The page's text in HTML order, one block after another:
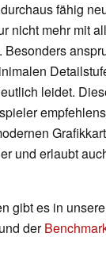
fähig
nicht mehr mit
Besonders
leidet.
und erlaubt
gibt es in
und der